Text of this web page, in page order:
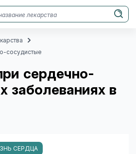
сосудистые
сердечно-
заболеваниях в
СЕРДЦА